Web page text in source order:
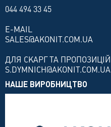
044 494 33 45
E-MAIL
SALES@AKONIT.COM.UA
ДЛЯ СКАРГ ТА ПРОПОЗИЦІЙ
S.DYMNICH@AKONIT.COM.UA
НАШЕ ВИРОБНИЦТВО